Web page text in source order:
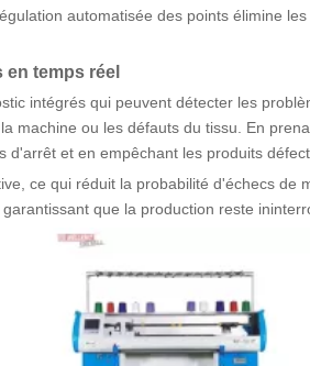
automatisée des points élimine
en temps réel
intégrés qui peuvent détecter les
machine ou les défauts du tissu. En
et en empêchant les produits
ce qui réduit la probabilité d'échecs
que la production reste